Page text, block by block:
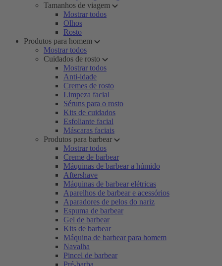
Tamanhos de viagem
Mostrar todos
Olhos
Rosto
Produtos para homem
Mostrar todos
Cuidados de rosto
Mostrar todos
Anti-idade
Cremes de rosto
Limpeza facial
Séruns para o rosto
Kits de cuidados
Esfoliante facial
Máscaras faciais
Produtos para barbear
Mostrar todos
Creme de barbear
Máquinas de barbear a húmido
Aftershave
Máquinas de barbear elétricas
Aparelhos de barbear e acessórios
Aparadores de pelos do nariz
Espuma de barbear
Gel de barbear
Kits de barbear
Máquina de barbear para homem
Navalha
Pincel de barbear
Pré-barba